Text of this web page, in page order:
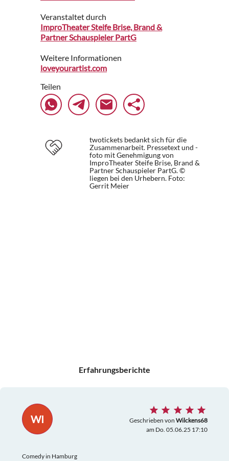
Veranstaltet durch
ImproTheater Steife Brise, Brand &
Partner Schauspieler PartG
Weitere Informationen
loveyourartist.com
Teilen
twotickets bedankt sich für die
Zusammenarbeit. Pressetext und -
foto mit Genehmigung von
ImproTheater Steife Brise, Brand &
Partner Schauspieler PartG. ©
liegen bei den Urhebern. Foto:
Gerrit Meier
Erfahrungsberichte
WI Geschrieben von Wilckens68
am Do. 05.06.25 17:10
Comedy in Hamburg